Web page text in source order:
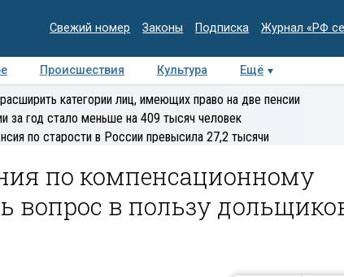
Свежий номер Законы Подписка Журнал «РФ
Происшествия Культура
Ещё
Медиацентр Интервью Колумнисты
категории лиц, имеющих право на две пенсии
за год стало меньше на 409 тысяч человек
по старости в России превысила 27,2 тысячи
по компенсационному
вопрос в пользу